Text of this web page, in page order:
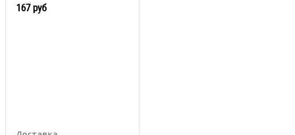
167 руб